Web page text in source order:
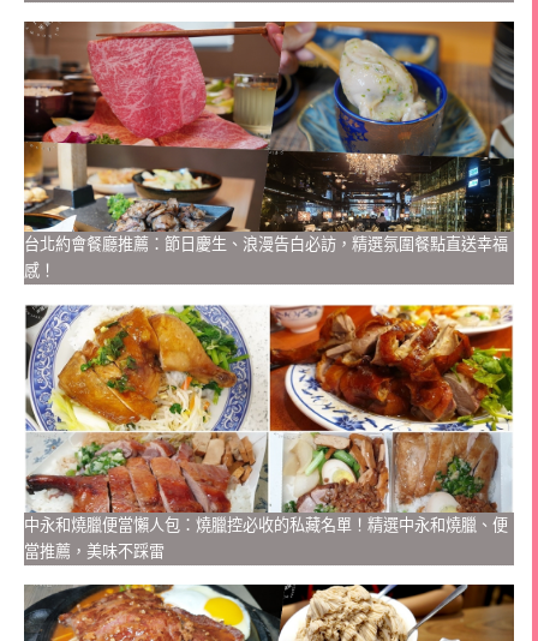
台北約會餐廳推薦：節日慶生、浪漫告白必訪，精選氛圍餐點直送幸福
感！
中永和燒臘便當懶人包：燒臘控必收的私藏名單！精選中永和燒臘、便
當推薦，美味不踩雷